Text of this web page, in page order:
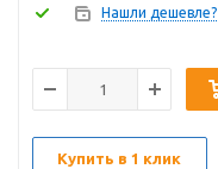
Нашли дешевле?
Купить в 1 клик